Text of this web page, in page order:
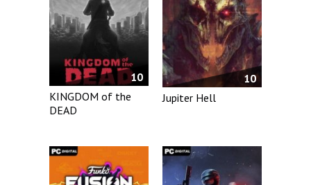
10
KINGDOM of the
DEAD
10
Jupiter Hell